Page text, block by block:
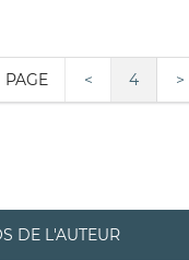
PAGE < 4 >
DE L'AUTEUR